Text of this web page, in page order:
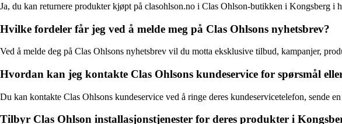
Ja, du kan returnere produkter kjøpt på clasohlson.no i Clas Ohlson-butikken i Kongsberg i
Hvilke fordeler får jeg ved å melde meg på Clas Ohlsons nyhetsbrev?
Ved å melde deg på Clas Ohlsons nyhetsbrev vil du motta eksklusive tilbud, kampanjer,
Hvordan kan jeg kontakte Clas Ohlsons kundeservice for spørsmål
Du kan kontakte Clas Ohlsons kundeservice ved å ringe deres kundeservicetelefon, sende
Tilbyr Clas Ohlson installasjonstjenester for deres produkter i